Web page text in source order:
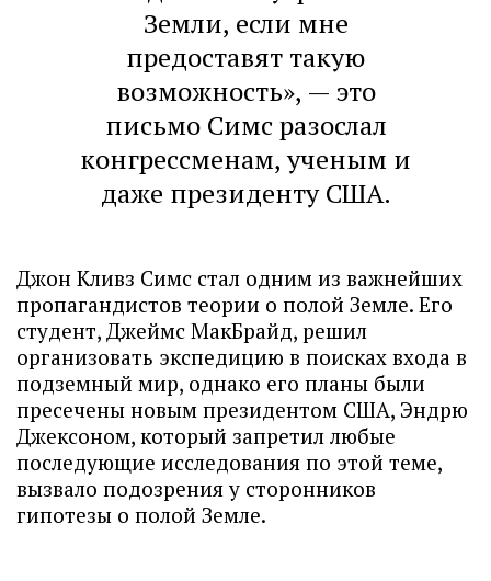
Земли, если мне
предоставят такую
возможность», — это
письмо Симс разослал
конгрессменам, ученым и
даже президенту США.
Джон Кливз Симс стал одним из важнейших
пропагандистов теории о полой Земле. Его
студент, Джеймс МакБрайд, решил
организовать экспедицию в поисках входа в
подземный мир, однако его планы были
пресечены новым президентом США, Эндрю
Джексоном, который запретил любые
последующие исследования по этой теме,
вызвало подозрения у сторонников
гипотезы о полой Земле.